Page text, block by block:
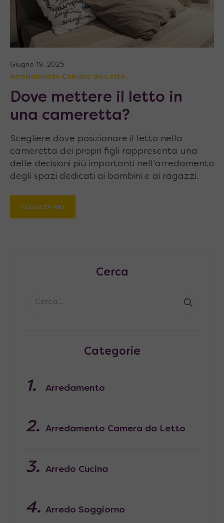
Giugno 19, 2025
Arredamento Camera da Letto
Dove mettere il letto in
una cameretta?
Scegliere dove posizionare il letto nella
cameretta dei propri figli rappresenta una
delle decisioni più importanti nell'arredamento
degli spazi dedicati ai bambini e ai ragazzi.
LEGGI DI PIÙ
Cerca
Categorie
Arredamento
Arredamento Camera da Letto
Arredo Cucina
Arredo Soggiorno